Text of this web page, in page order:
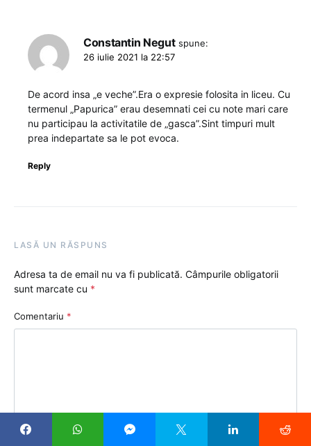
Constantin Negut spune:
26 iulie 2021 la 22:57
De acord insa „e veche”.Era o expresie folosita in liceu. Cu
termenul „Papurica” erau desemnati cei cu note mari care
nu participau la activitatile de „gasca”.Sint timpuri mult
prea indepartate sa le pot evoca.
Reply
LASĂ UN RĂSPUNS
Adresa ta de email nu va fi publicată. Câmpurile obligatorii
sunt marcate cu *
Comentariu *